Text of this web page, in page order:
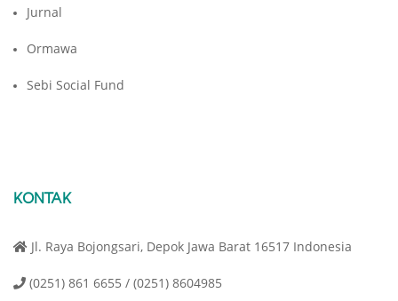
Jurnal
Ormawa
Sebi Social Fund
KONTAK
Jl. Raya Bojongsari, Depok Jawa Barat 16517 Indonesia
(0251) 861 6655 / (0251) 8604985